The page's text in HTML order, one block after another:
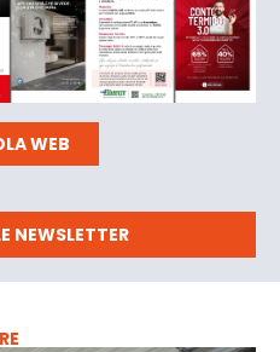
WEB
NEWSLETTER